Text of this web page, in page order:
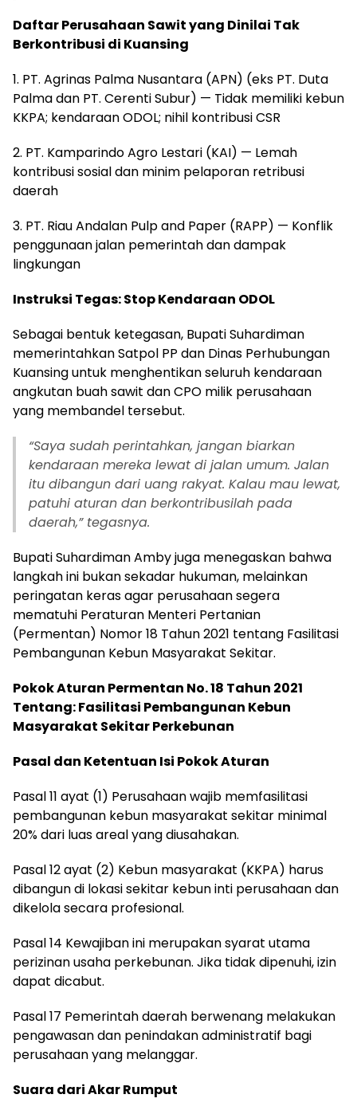
Daftar Perusahaan Sawit yang Dinilai Tak
Berkontribusi di Kuansing
1. PT. Agrinas Palma Nusantara (APN) (eks PT. Duta
Palma dan PT. Cerenti Subur) — Tidak memiliki kebun
KKPA; kendaraan ODOL; nihil kontribusi CSR
2. PT. Kamparindo Agro Lestari (KAI) — Lemah
kontribusi sosial dan minim pelaporan retribusi
daerah
3. PT. Riau Andalan Pulp and Paper (RAPP) — Konflik
penggunaan jalan pemerintah dan dampak
lingkungan
Instruksi Tegas: Stop Kendaraan ODOL
Sebagai bentuk ketegasan, Bupati Suhardiman
memerintahkan Satpol PP dan Dinas Perhubungan
Kuansing untuk menghentikan seluruh kendaraan
angkutan buah sawit dan CPO milik perusahaan
yang membandel tersebut.
“Saya sudah perintahkan, jangan biarkan
kendaraan mereka lewat di jalan umum. Jalan
itu dibangun dari uang rakyat. Kalau mau lewat,
patuhi aturan dan berkontribusilah pada
daerah,” tegasnya.
Bupati Suhardiman Amby juga menegaskan bahwa
langkah ini bukan sekadar hukuman, melainkan
peringatan keras agar perusahaan segera
mematuhi Peraturan Menteri Pertanian
(Permentan) Nomor 18 Tahun 2021 tentang Fasilitasi
Pembangunan Kebun Masyarakat Sekitar.
Pokok Aturan Permentan No. 18 Tahun 2021
Tentang: Fasilitasi Pembangunan Kebun
Masyarakat Sekitar Perkebunan
Pasal dan Ketentuan Isi Pokok Aturan
Pasal 11 ayat (1) Perusahaan wajib memfasilitasi
pembangunan kebun masyarakat sekitar minimal
20% dari luas areal yang diusahakan.
Pasal 12 ayat (2) Kebun masyarakat (KKPA) harus
dibangun di lokasi sekitar kebun inti perusahaan dan
dikelola secara profesional.
Pasal 14 Kewajiban ini merupakan syarat utama
perizinan usaha perkebunan. Jika tidak dipenuhi, izin
dapat dicabut.
Pasal 17 Pemerintah daerah berwenang melakukan
pengawasan dan penindakan administratif bagi
perusahaan yang melanggar.
Suara dari Akar Rumput